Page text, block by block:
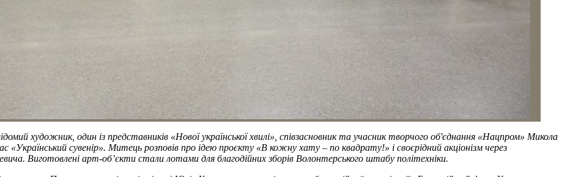
художник, один із представників «Нової української хвилі», співзасновник та учасник творчого об'єднання «Нацпром» Микола
«Український сувенір». Митець розповів про ідею проєкту «В кожну хату – по квадрату!» і своєрідний акціонізм через
Виготовлені арт-обʼєкти стали лотами для благодійних зборів Волонтерського штабу політехніки.